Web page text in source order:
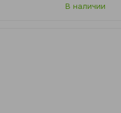
В наличии